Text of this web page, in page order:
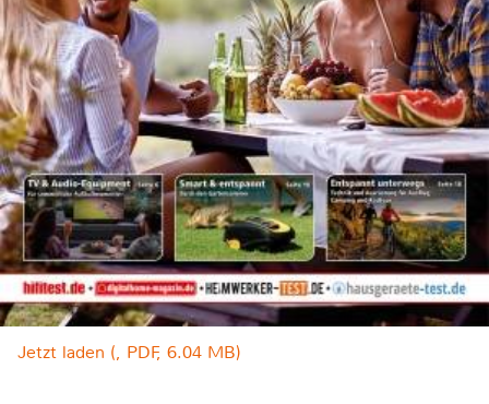
Jetzt laden (, PDF, 6.04 MB)